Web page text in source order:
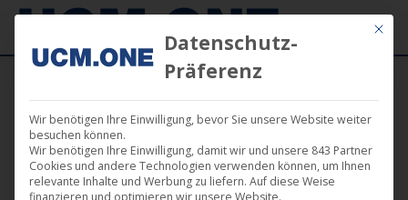
Mit
Datenschutz-
Präferenz
Wir benötigen Ihre Einwilligung, bevor Sie unsere Website weiter
besuchen können.
Wir benötigen Ihre Einwilligung, damit wir und unsere 843 Partner
Cookies und andere Technologien verwenden können, um Ihnen
relevante Inhalte und Werbung zu liefern. Auf diese Weise
finanzieren und optimieren wir unsere Website.